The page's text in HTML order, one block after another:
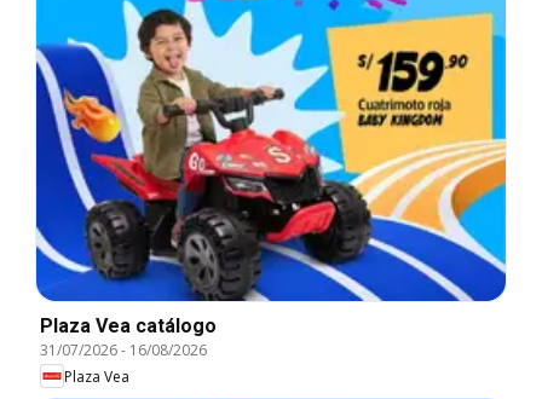
Plaza Vea catálogo
31/07/2026- 16/08/2026
Plaza Vea